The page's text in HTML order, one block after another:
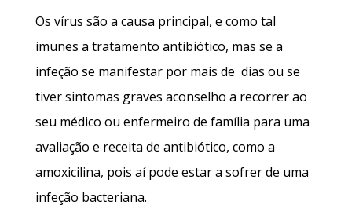
Os vírus são a causa principal, e como tal
imunes a tratamento antibiótico, mas se a
infeção se manifestar por mais de dias ou se
tiver sintomas graves aconselho a recorrer ao
seu médico ou enfermeiro de família para uma
avaliação e receita de antibiótico, como a
amoxicilina, pois aí pode estar a sofrer de uma
infeção bacteriana.